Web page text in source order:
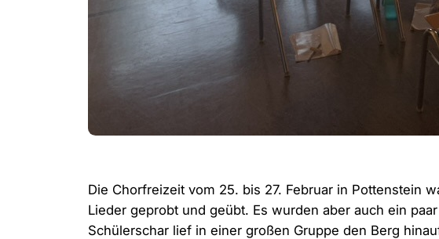
Die Chorfreizeit vom 25. bis 27. Februar in Pottenstein
Lieder geprobt und geübt. Es wurden aber auch ein
Schülerschar lief in einer großen Gruppe den Berg